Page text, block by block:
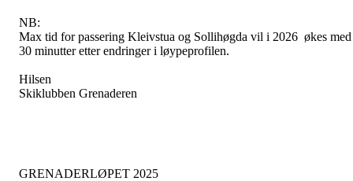
NB:
Max tid for passering Kleivstua og Sollihøgda vil i 2026 økes med
30 minutter etter endringer i løypeprofilen.
Hilsen
Skiklubben Grenaderen
GRENADERLØPET 2025